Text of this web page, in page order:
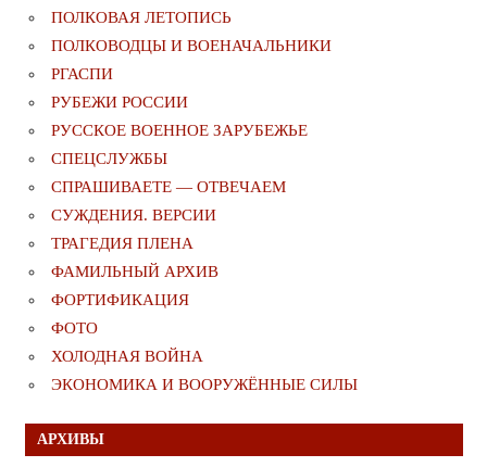
ПОЛКОВАЯ ЛЕТОПИСЬ
ПОЛКОВОДЦЫ И ВОЕНАЧАЛЬНИКИ
РГАСПИ
РУБЕЖИ РОССИИ
РУССКОЕ ВОЕННОЕ ЗАРУБЕЖЬЕ
СПЕЦСЛУЖБЫ
СПРАШИВАЕТЕ — ОТВЕЧАЕМ
СУЖДЕНИЯ. ВЕРСИИ
ТРАГЕДИЯ ПЛЕНА
ФАМИЛЬНЫЙ АРХИВ
ФОРТИФИКАЦИЯ
ФОТО
ХОЛОДНАЯ ВОЙНА
ЭКОНОМИКА И ВООРУЖЁННЫЕ СИЛЫ
АРХИВЫ